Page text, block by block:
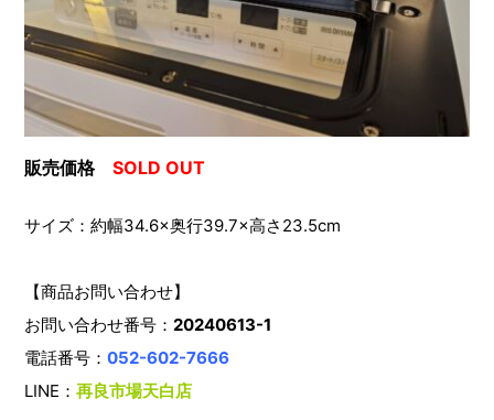
販売価格SOLD OUT
サイズ：約幅34.6×奥行39.7×高さ23.5cm
【商品お問い合わせ】
お問い合わせ番号： 20240613-1
電話番号：052-602-7666
LINE：再良市場天白店